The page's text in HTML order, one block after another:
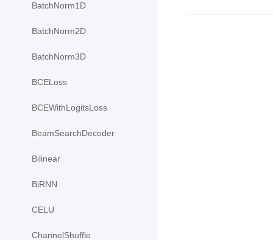
BatchNorm1D
BatchNorm2D
BatchNorm3D
BCELoss
BCEWithLogitsLoss
BeamSearchDecoder
Bilinear
BiRNN
CELU
ChannelShuffle